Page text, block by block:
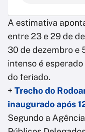
A estimativa
entre 23 e 29 de
30 de dezembro e
intenso é
do feriado.
+ Trecho do
inaugurado após
Segundo a